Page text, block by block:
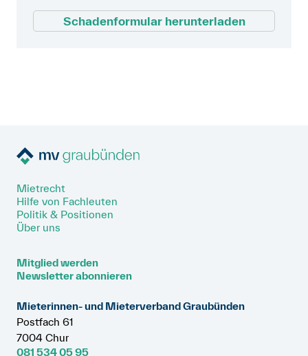
Schadenformular herunterladen
Mietrecht
Hilfe von Fachleuten
Politik & Positionen
Über uns
Mitglied werden
Newsletter abonnieren
Mieterinnen- und Mieterverband Graubünden
Postfach 61
7004 Chur
081 534 05 95